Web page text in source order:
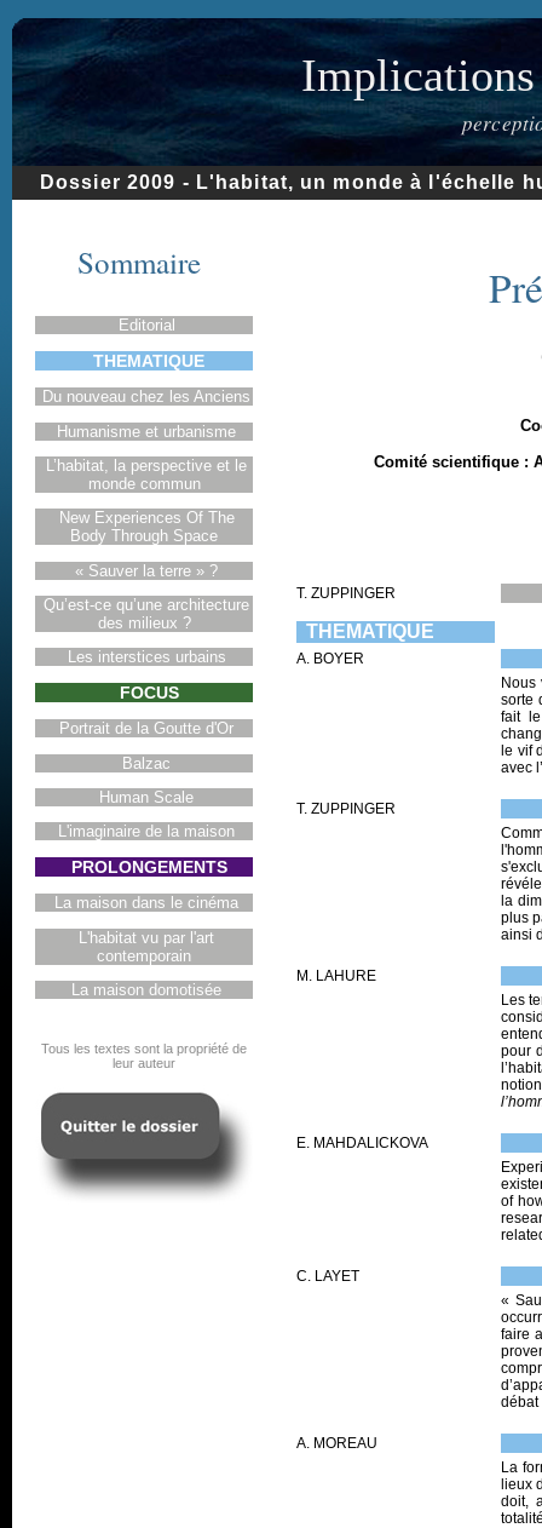
Dossier 2009 - L'habitat, un monde à l'échelle
Sommaire
Editorial
THEMATIQUE
Du nouveau chez les Anciens
Humanisme et urbanisme
L’habitat, la perspective et le
monde commun
New Experiences Of The
Body Through Space
« Sauver la terre » ?
Qu’est-ce qu’une architecture
des milieux ?
Les interstices urbains
FOCUS
Portrait de la Goutte d'Or
Balzac
Human Scale
L'imaginaire de la maison
PROLONGEMENTS
La maison dans le cinéma
L'habitat vu par l'art
contemporain
La maison domotisée
Tous les textes sont la propriété de
leur auteur
Comité scientifique :
T. ZUPPINGER
THEMATIQUE
A. BOYER
Nous
sorte
fait
le vif
avec
T. ZUPPINGER
la
plus
ainsi
M. LAHURE
Les
pour
E. MAHDALICKOVA
of
C. LAYET
«
faire
débat
A. MOREAU
La
lieux
doit,